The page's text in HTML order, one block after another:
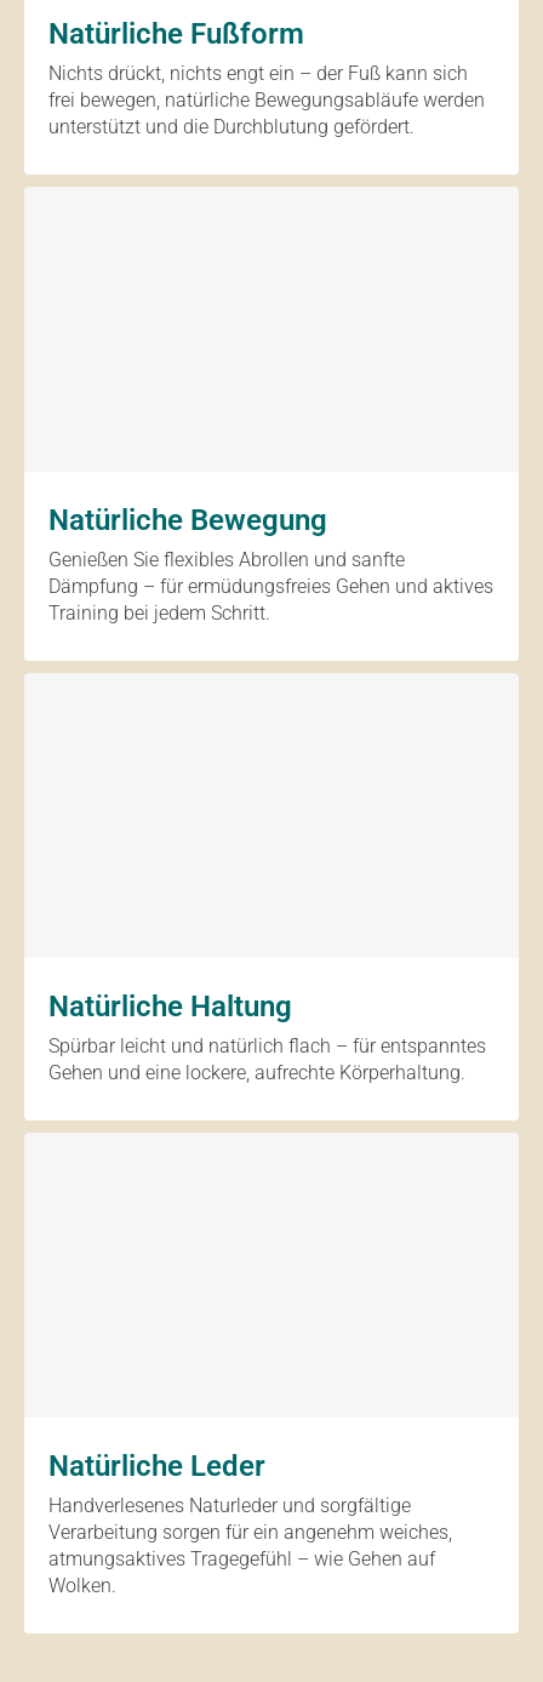
Natürliche Fußform
Nichts drückt, nichts engt ein – der Fuß kann sich
frei bewegen, natürliche Bewegungsabläufe werden
unterstützt und die Durchblutung gefördert.
Natürliche Bewegung
Genießen Sie flexibles Abrollen und sanfte
Dämpfung – für ermüdungsfreies Gehen und aktives
Training bei jedem Schritt.
Natürliche Haltung
Spürbar leicht und natürlich flach – für entspanntes
Gehen und eine lockere, aufrechte Körperhaltung.
Natürliche Leder
Handverlesenes Naturleder und sorgfältige
Verarbeitung sorgen für ein angenehm weiches,
atmungsaktives Tragegefühl – wie Gehen auf
Wolken.